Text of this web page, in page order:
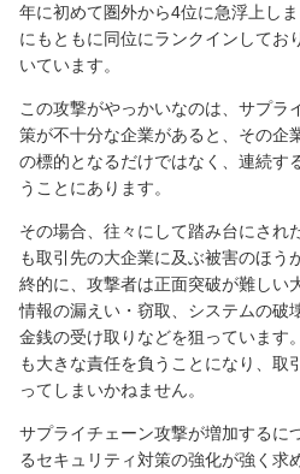
年に初めて圏外から4位に急浮上し
にもともに同位にランクインしてお
いています。
この攻撃がやっかいなのは、サプラ
策が不十分な企業があると、その企
の標的となるだけではなく、連続す
うことにあります。
その場合、往々にして踏み台にされ
も取引先の大企業に及ぶ被害のほう
終的に、攻撃者は正面突破が難しい
情報の漏えい・窃取、システムの破
金銭の受け取りなどを狙っています
も大きな責任を負うことになり、取
ってしまいかねません。
サプライチェーン攻撃が増加するに
るセキュリティ対策の強化が強く求